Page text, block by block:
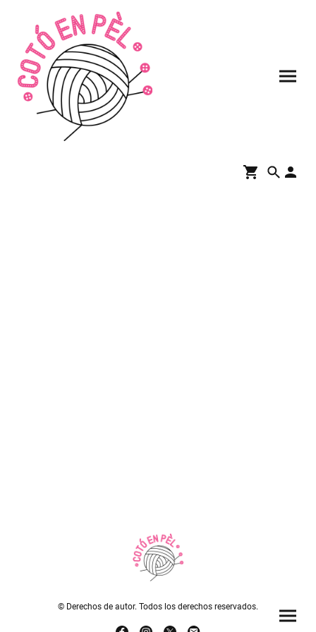
© Derechos de autor. Todos los derechos reservados.